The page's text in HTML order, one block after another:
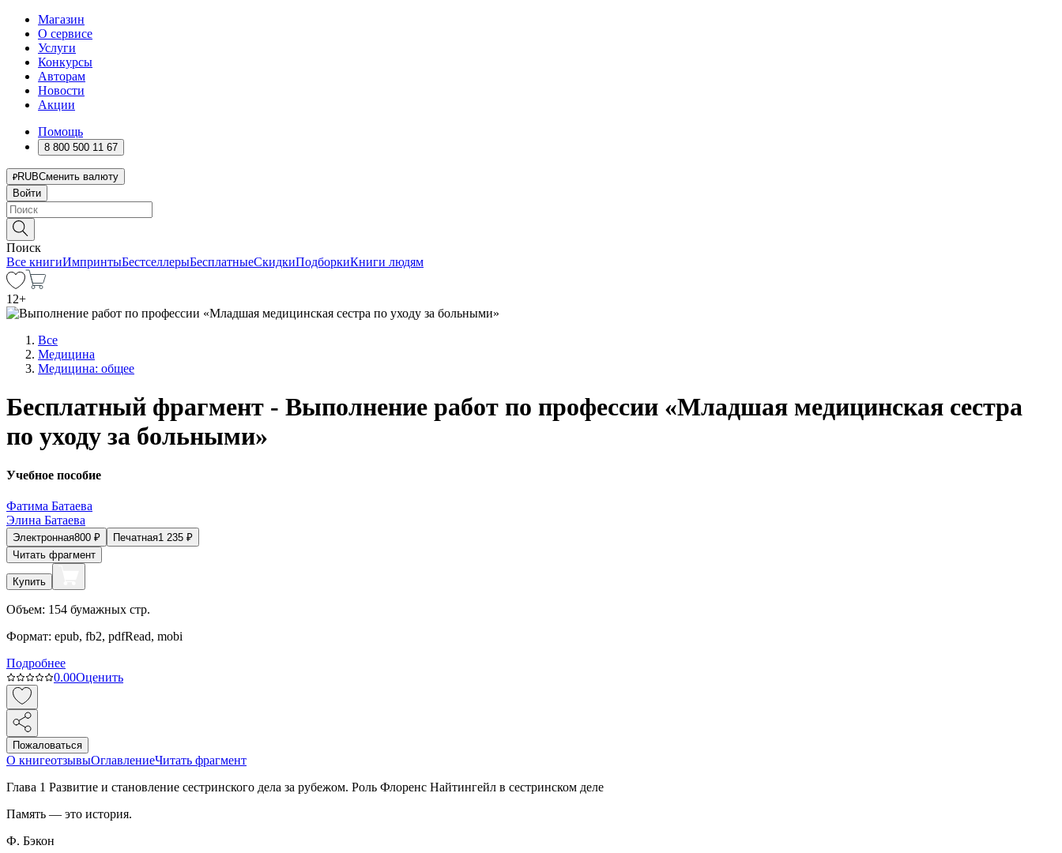
Магазин
О сервисе
Услуги
Конкурсы
Авторам
Новости
Акции
Помощь
8 800 500 11 67
RUBСменить валюту
Войти
Поиск
Все книгиИмпринтыБестселлерыБесплатныеСкидкиПодборкиКниги людям
12+
Все
Медицина
Медицина: общее
Бесплатный фрагмент - Выполнение работ по профессии «Младшая медицинская сестра
по уходу за больными»
Учебное пособие
Фатима Батаева
Элина Батаева
Электронная800 ₽ Печатная1 235 ₽
Читать фрагмент
Купить
Объем: 154 бумажных стр.
Формат: epub, fb2, pdfRead, mobi
Подробнее
0.00Оценить
Пожаловаться
О книгеотзывыОглавлениеЧитать фрагмент
Глава 1 Развитие и становление сестринского дела за рубежом. Роль Флоренс Найтингейл в сестринском деле
Память — это история.
Ф. Бэкон